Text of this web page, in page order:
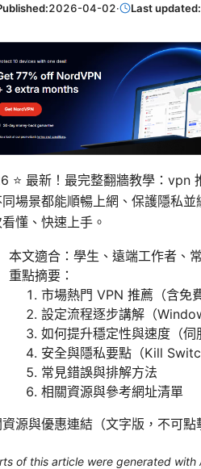
2026-04-02· Last updated:
⭐ 最新！最完整翻牆教學：vpn
場景都能順暢上網、保護隱私
懂、快速上手。
本文適合：學生、遠端工作者、
重點摘要：
市場熱門 VPN 推薦（含免
設定流程逐步講解（
如何提升穩定性與速度（伺
安全與隱私要點（Kill
常見錯誤與排解方法
相關資源與參考網址清單
源與優惠連結（文字版，不可點
of this article were generated